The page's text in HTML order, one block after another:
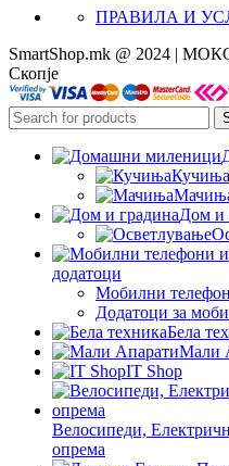
ПРАВИЛА И
SmartShop.mk @ 2024 |
Скопје
Кучиња
Дом и
додатоци
Мобилни
Додатоци за
Бела
Мали
IT Shop
Велосипеди,
опрема